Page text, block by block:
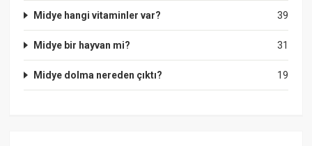
39
Midye hangi vitaminler var?
31
Midye bir hayvan mi?
19
Midye dolma nereden çıktı?